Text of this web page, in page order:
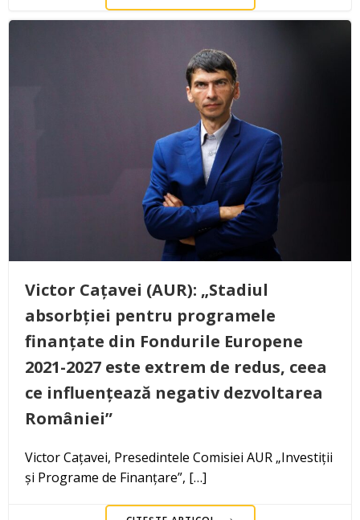
Victor Cațavei (AUR): „Stadiul
absorbției pentru programele
finanțate din Fondurile Europene
2021-2027 este extrem de redus, ceea
ce influențează negativ dezvoltarea
României”
Victor Cațavei, Presedintele Comisiei AUR „Investiții
și Programe de Finanțare”, […]